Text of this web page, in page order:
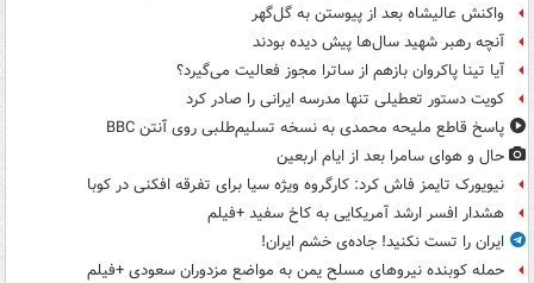
واکنش عالیشاه بعد از پیوستن به گل‌گهر
آنچه رهبر شهید سال‌ها پیش دیده بودند
آیا تینا پاکروان بازهم از ساترا مجوز فعالیت می‌گیرد؟
کویت دستور تعطیلی تنها مدرسه ایرانی را صادر کرد
پاسخ قاطع ملیحه محمدی به نسخه تسلیم‌طلبی روی آنتن BBC
حال و هوای سامرا بعد از ایام اربعین
نیویورک تایمز فاش کرد: کارگروه ویژه سیا برای تفرقه افکنی در کوبا
هشدار افسر ارشد آمریکایی به کاخ سفید +فیلم
ایران را تست نکنید! جاده‌ی خشم ایران!
حمله کوبنده نیروهای مسلح یمن به مواضع مزدوران سعودی +فیلم